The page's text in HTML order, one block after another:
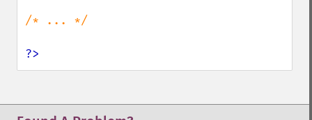
/* ... */
?>